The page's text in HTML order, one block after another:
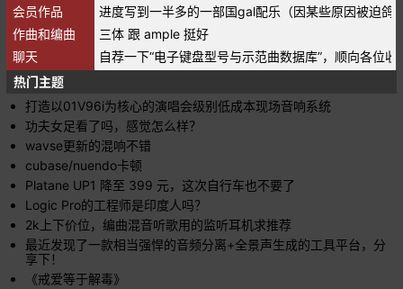
会员作品
进度写到一半多的一部国gal配乐（因某些原因被迫鸽
作曲和编曲
三体 跟 ample 挺好
聊天
自荐一下“电子键盘型号与示范曲数据库”，顺向各位
热门主题
打造以01V96i为核心的演唱会级别低成本现场音响系统
功夫女足看了吗，感觉怎么样？
wavse更新的混响不错
cubase/nuendo卡顿
Platane UP1 降至 399 元，这次自行车也不要了
Logic Pro的工程师是印度人吗？
2k上下价位，编曲混音听歌用的监听耳机求推荐
最近发现了一款相当强悍的音频分离+全景声生成的工具平台，分
享下！
《戒爱等于解毒》